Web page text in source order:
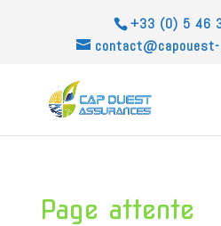
+33 (0) 5 46
Page attente